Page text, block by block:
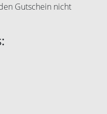
Gutschein nicht